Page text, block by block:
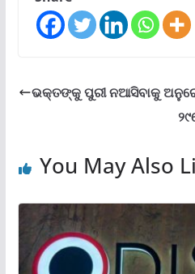
ଭକ୍ତଙ୍କୁ ପୁରୀ ନଆସିବାକୁ
You May Also